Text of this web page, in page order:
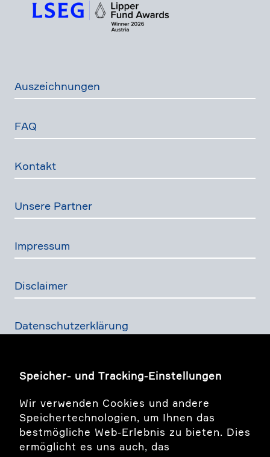
Speicher- und Tracking-Einstellungen
Wir verwenden Cookies und andere
Speichertechnologien, um Ihnen das
bestmögliche Web-Erlebnis zu bieten. Dies
ermöglicht es uns auch, das
Auszeich­nungen
FAQ
Kontakt
Unsere Partner
Impressum
Disclaimer
Daten­schutz­er­klä­rung
Bildwelt Story
LinkedIn